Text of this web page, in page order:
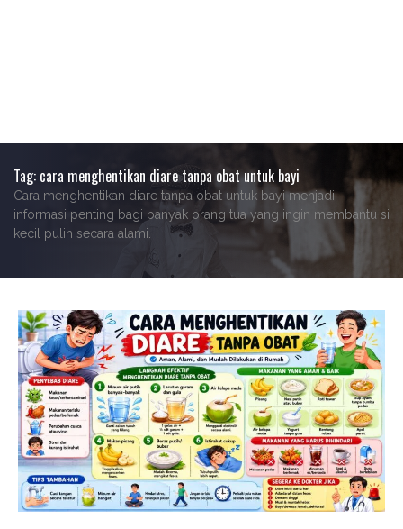
Tag: cara menghentikan diare tanpa obat untuk bayi
Cara menghentikan diare tanpa obat untuk bayi menjadi
informasi penting bagi banyak orang tua yang ingin membantu si
kecil pulih secara alami.